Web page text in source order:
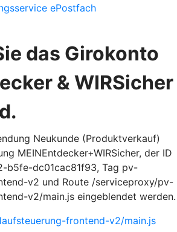
ePostfach
das Girokonto
& WIRSicher
Neukunde (Produktverkauf)
MEINEntdecker+WIRSicher, der ID
b5fe-dc01cac81f93, Tag pv-
v2 und Route /serviceproxy/pv-
v2/main.js eingeblendet werden.
frontend-v2/main.js